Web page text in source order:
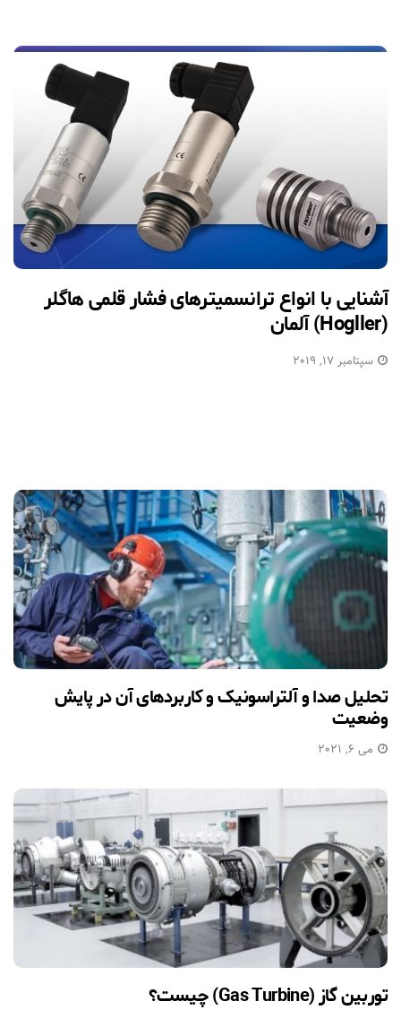
آشنایی با انواع ترانسمیترهای فشار قلمی هاگلر
(Hogller) آلمان
سپتامبر 17, 2019
تحلیل صدا و آلتراسونیک و کاربردهای آن در پایش
وضعیت
می 6, 2021
توربین گاز (Gas Turbine) چیست؟